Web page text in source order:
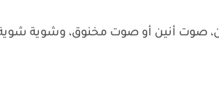
صوت أنين أو صوت مخنوق، وشوية شوية